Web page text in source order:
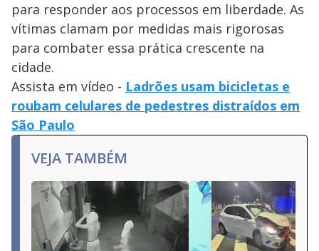
para responder aos processos em liberdade. As
vítimas clamam por medidas mais rigorosas
para combater essa prática crescente na
cidade.
Assista em vídeo - Ladrões usam bicicletas e
roubam celulares de pedestres distraídos em
São Paulo
VEJA TAMBÉM